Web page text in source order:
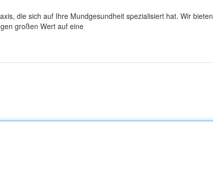
die sich auf Ihre Mundgesundheit spezialisiert hat. Wir bieten
großen Wert auf eine